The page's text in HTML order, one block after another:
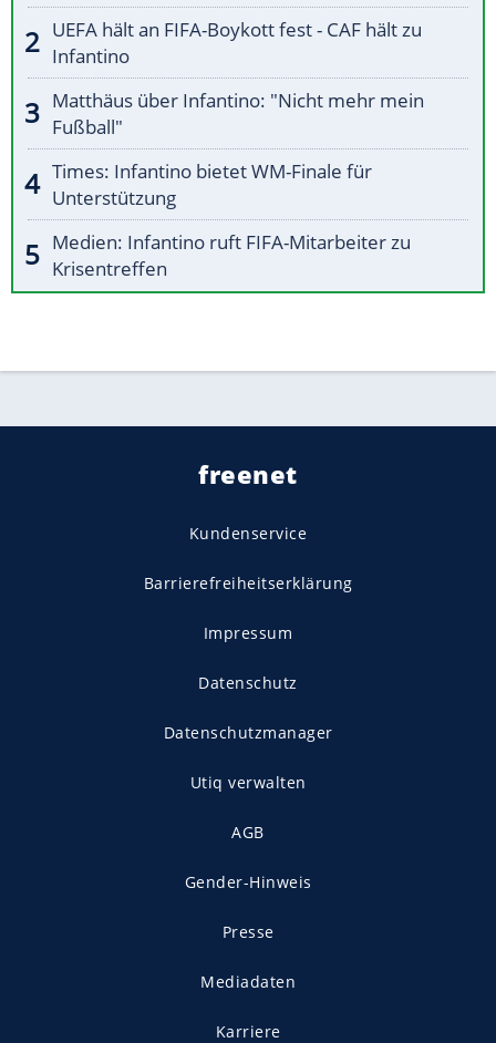
UEFA hält an FIFA-Boykott fest - CAF hält zu
Infantino
Matthäus über Infantino: "Nicht mehr mein
Fußball"
Times: Infantino bietet WM-Finale für
Unterstützung
Medien: Infantino ruft FIFA-Mitarbeiter zu
Krisentreffen
freenet
Kundenservice
Barrierefreiheitserklärung
Impressum
Datenschutz
Datenschutzmanager
Utiq verwalten
AGB
Gender-Hinweis
Presse
Mediadaten
Karriere